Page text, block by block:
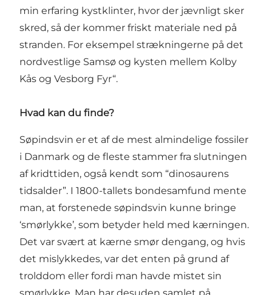
min erfaring kystklinter, hvor der jævnligt sker
skred, så der kommer friskt materiale ned på
stranden. For eksempel strækningerne på det
nordvestlige Samsø og kysten mellem Kolby
Kås og Vesborg Fyr“.
Hvad kan du finde?
Søpindsvin er et af de mest almindelige fossiler
i Danmark og de fleste stammer fra slutningen
af kridttiden, også kendt som “dinosaurens
tidsalder”. I 1800-tallets bondesamfund mente
man, at forstenede søpindsvin kunne bringe
‘smørlykke’, som betyder held med kærningen.
Det var svært at kærne smør dengang, og hvis
det mislykkedes, var det enten på grund af
trolddom eller fordi man havde mistet sin
smørlykke. Man har desuden samlet på